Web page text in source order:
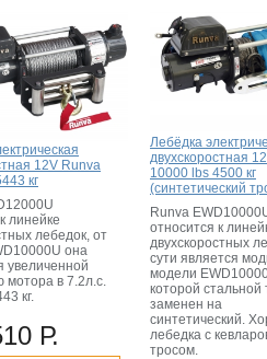
12V Runva
кг
линейке
лебедок, от
она
увеличенной
мотора в 7.2л.с.
кг.
Р.
Лебёдка
двухскоростная
10000 lbs 4500 кг
(синтетический
Runva
относится к
двухскоростных
сути является
модели
которой стальной
заменен на
синтетический.
лебедка с
тросом.